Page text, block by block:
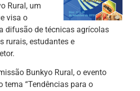
Rural, um
visa o
difusão de técnicas agrícolas
rurais, estudantes e
Bunkyo Rural, o evento
tema “Tendências para o